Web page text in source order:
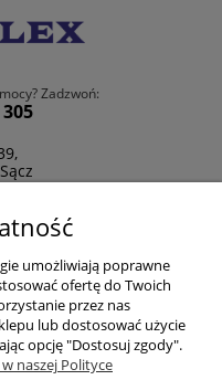
Zadzwoń:
Facebook
umożliwiają poprawne
ofertę do Twoich
przez nas
lub dostosować użycie
opcję "Dostosuj zgody".
naszej Polityce